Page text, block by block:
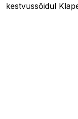
kestvussõidul